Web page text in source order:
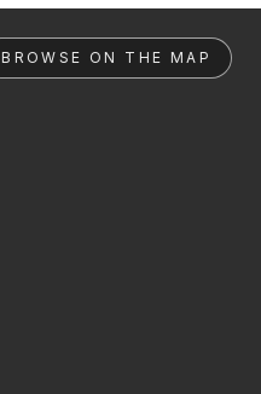
BROWSE ON THE MAP